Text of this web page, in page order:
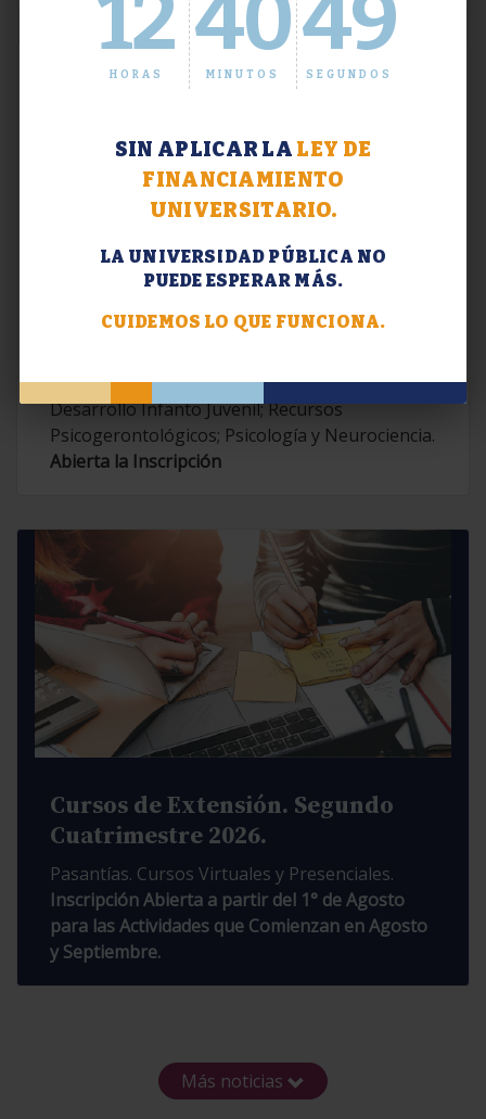
12
HORAS
40
MINUTOS
50
SEGUNDOS
SIN APLICAR LA LEY DE
FINANCIAMIENTO
UNIVERSITARIO.
LA UNIVERSIDAD PÚBLICA NO
PUEDE ESPERAR MÁS.
CUIDEMOS LO QUE FUNCIONA.
Extensión. Diplomaturas 2026.
Contemporáneas; Problemáticas en el
Desarrollo Infanto Juvenil; Recursos
Psicogerontológicos; Psicología y Neurociencia.
Abierta la Inscripción
Cursos de Extensión. Segundo
Cuatrimestre 2026.
Pasantías. Cursos Virtuales y Presenciales.
Inscripción Abierta a partir del 1° de Agosto
para las Actividades que Comienzan en Agosto
y Septiembre.
Más noticias